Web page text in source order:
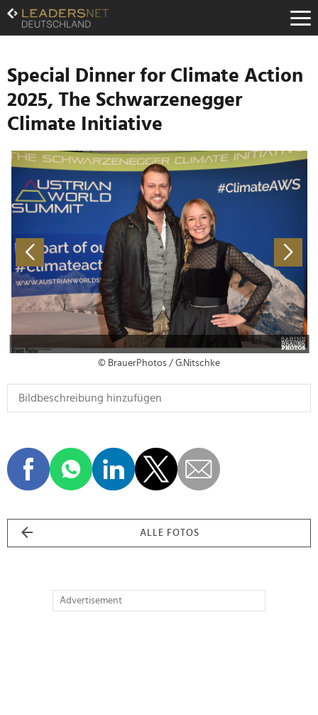
Zum
Inhalt
Zur
Navigation
Zur
Hauptnavigation
Special Dinner for Climate Action
2025, The Schwarzenegger
Climate Initiative
© BrauerPhotos / G.Nitschke
ALLE FOTOS
Advertisement